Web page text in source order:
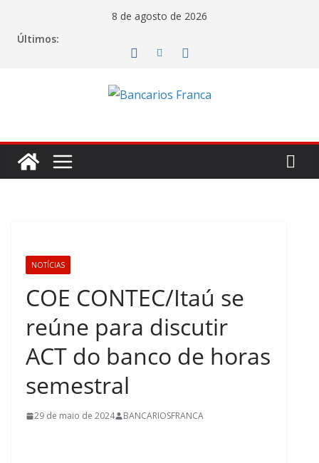
8 de agosto de 2026
Últimos:
NOTÍCIAS
COE CONTEC/Itaú se
reúne para discutir
ACT do banco de horas
semestral
29 de maio de 2024 BANCARIOSFRANCA